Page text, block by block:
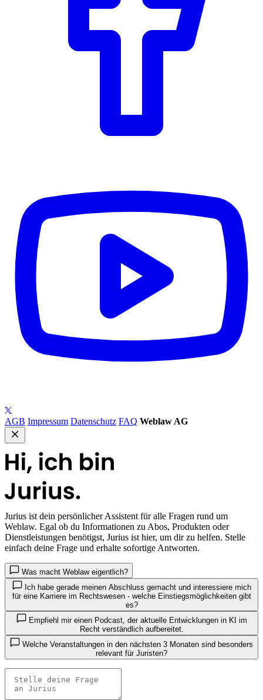
AGB Impressum Datenschutz FAQ Weblaw AG
Jurius ist dein persönlicher Assistent für alle Fragen rund um
Weblaw. Egal ob du Informationen zu Abos, Produkten oder
Dienstleistungen benötigst, Jurius ist hier, um dir zu helfen. Stelle
einfach deine Frage und erhalte sofortige Antworten.
Was macht Weblaw eigentlich?
Ich habe gerade meinen Abschluss gemacht und interessiere mich
für eine Karriere im Rechtswesen - welche Einstiegsmöglichkeiten gibt
es?
Empfiehl mir einen Podcast, der aktuelle Entwicklungen in KI im
Recht verständlich aufbereitet.
relevant für Juristen?